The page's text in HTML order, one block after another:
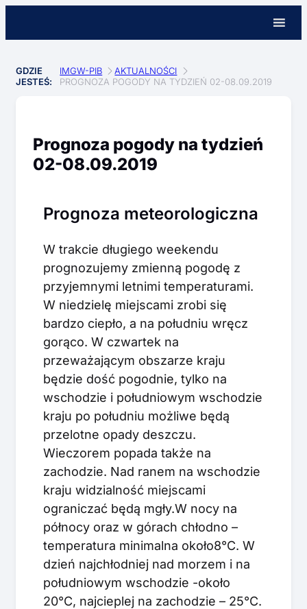
GDZIE
JESTEŚ:
IMGW-PIB
AKTUALNOŚCI
PROGNOZA POGODY NA TYDZIEŃ 02-08.09.2019
Prognoza pogody na tydzień
02-08.09.2019
Prognoza meteorologiczna
W trakcie długiego weekendu
prognozujemy zmienną pogodę z
przyjemnymi letnimi temperaturami.
W niedzielę miejscami zrobi się
bardzo ciepło, a na południu wręcz
gorąco. W czwartek na
przeważającym obszarze kraju
będzie dość pogodnie, tylko na
wschodzie i południowym wschodzie
kraju po południu możliwe będą
przelotne opady deszczu.
Wieczorem popada także na
zachodzie. Nad ranem na wschodzie
kraju widzialność miejscami
ograniczać będą mgły.W nocy na
północy oraz w górach chłodno –
temperatura minimalna około8°C. W
dzień najchłodniej nad morzem i na
południowym wschodzie -około
20°C, najcieplej na zachodzie – 25°C.